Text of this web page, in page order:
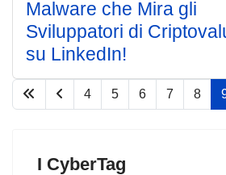
Malware che Mira gli
Sviluppatori di
su LinkedIn!
4 5 6 7 8
I CyberTag